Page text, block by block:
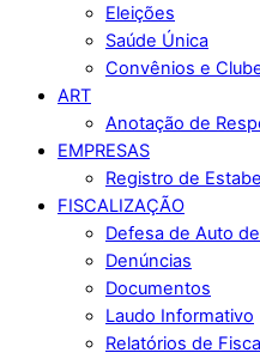
Eleições
Saúde Única
Convênios e
ART
Anotação de
EMPRESAS
Registro de
FISCALIZAÇÃO
Defesa de Auto
Denúncias
Documentos
Laudo Informativo
Relatórios de